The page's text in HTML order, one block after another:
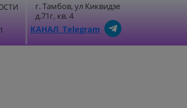
г. Тамбов, ул Киквидзе
д.71г, кв. 4
КАНАЛ Telegram